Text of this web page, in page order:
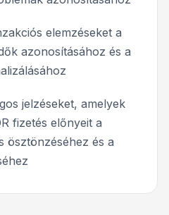
elemzéseket a
azonosításához és a
jelzéseket, amelyek
fizetés előnyeit a
ösztönzéséhez és a